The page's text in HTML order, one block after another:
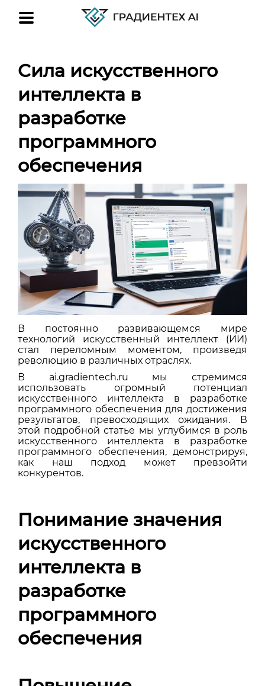
Сила искусственного
интеллекта в
разработке
программного
обеспечения
В постоянно развивающемся мире
технологий искусственный интеллект (ИИ)
стал переломным моментом, произведя
революцию в различных отраслях.
В ai.gradientech.ru мы стремимся
использовать огромный потенциал
искусственного интеллекта в разработке
программного обеспечения для достижения
результатов, превосходящих ожидания. В
этой подробной статье мы углубимся в роль
искусственного интеллекта в разработке
программного обеспечения, демонстрируя,
как наш подход может превзойти
конкурентов.
Понимание значения
искусственного
интеллекта в
разработке
программного
обеспечения